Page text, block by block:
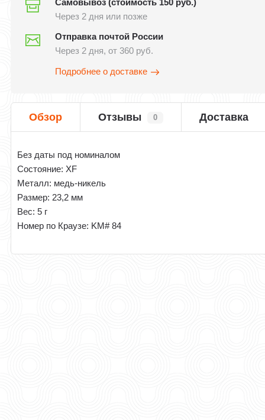
Самовывоз (стоимость 150 руб.)
Через 2 дня или позже
Отправка почтой России
Через 2 дня, от 360 руб.
Подробнее о доставке
Обзор Отзывы 0 Доставка
Без даты под номиналом
Состояние: ХF
Металл: медь-никель
Размер: 23,2 мм
Вес: 5 г
Номер по Краузе: KM# 84